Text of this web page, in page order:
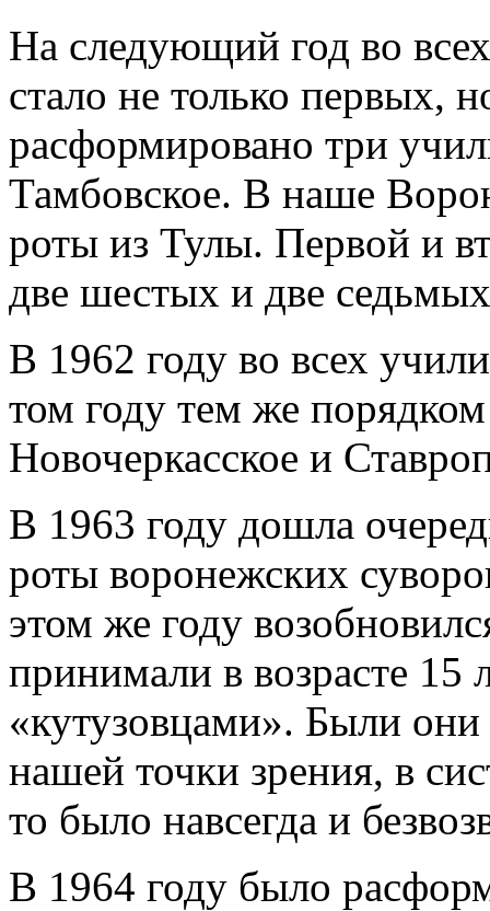
На следующий год во
стало не только первых,
расформировано три
Тамбовское. В наше
роты из Тулы. Первой и
две шестых и две
В 1962 году во всех
том году тем же
Новочеркасское и
В 1963 году дошла
роты воронежских
этом же году
принимали в возрасте 15
«кутузовцами». Были
нашей точки зрения, в
то было навсегда и
В 1964 году было